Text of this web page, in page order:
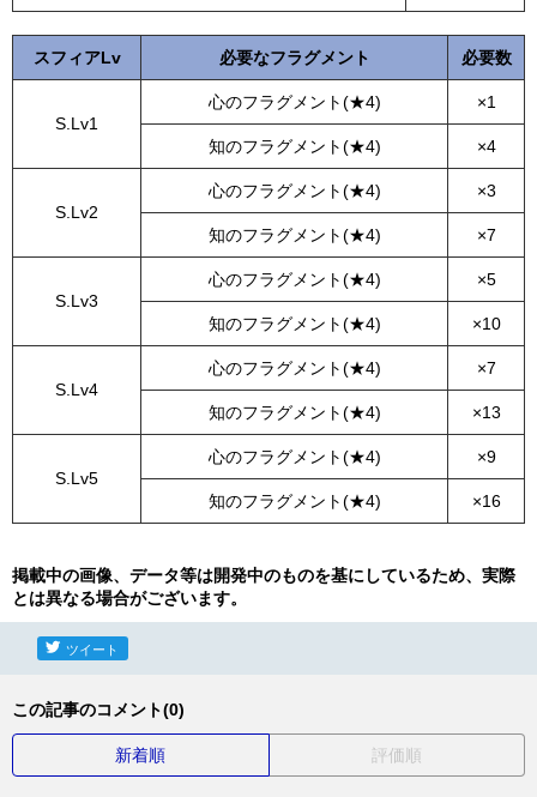
スフィアLv 必要なフラグメント 必要数
S.Lv1
心のフラグメント(★4) ×1
知のフラグメント(★4) ×4
S.Lv2
心のフラグメント(★4) ×3
知のフラグメント(★4) ×7
S.Lv3
心のフラグメント(★4) ×5
知のフラグメント(★4) ×10
S.Lv4
心のフラグメント(★4) ×7
知のフラグメント(★4) ×13
S.Lv5
心のフラグメント(★4) ×9
知のフラグメント(★4) ×16
掲載中の画像、データ等は開発中のものを基にしているため、実際
とは異なる場合がございます。
ツイート
この記事のコメント(0)
新着順 評価順